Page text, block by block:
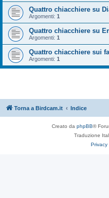
Quattro chiacchiere su
Argomenti: 1
Quattro chiacchiere su
Argomenti: 1
Quattro chiacchiere sui
Argomenti: 1
Torna a Birdcam.it Indice
Creato da phpBB®
Traduzione
Privacy